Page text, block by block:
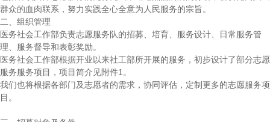
群众的血肉联系，努力实践全心全意为人民服务的宗旨。
二、组织管理
医务社会工作部负责志愿服务队的招募、培育、服务设计、日常服务管
理、服务督导和表彰奖励。
医务社会工作部根据开业以来社工部所开展的服务，初步设计了部分志愿
服务服务项目，项目简介见附件1。
我们也将根据各部门及志愿者的需求，协同评估，定制更多的志愿服务项
目。